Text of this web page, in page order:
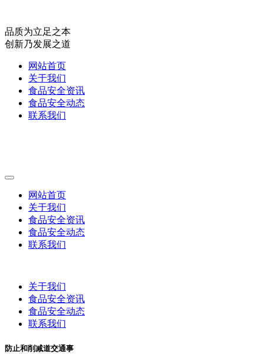
品质为立足之本
创新乃发展之道
网站首页
关于我们
食品安全资讯
食品安全动态
联系我们
网站首页
关于我们
食品安全资讯
食品安全动态
联系我们
关于我们
食品安全资讯
食品安全动态
联系我们
防止和削减道交通事